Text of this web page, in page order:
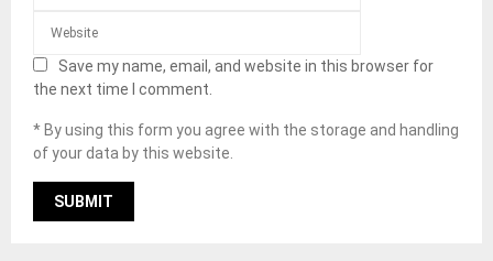
Save my name, email, and website in this browser for
the next time I comment.
* By using this form you agree with the storage and handling
of your data by this website.